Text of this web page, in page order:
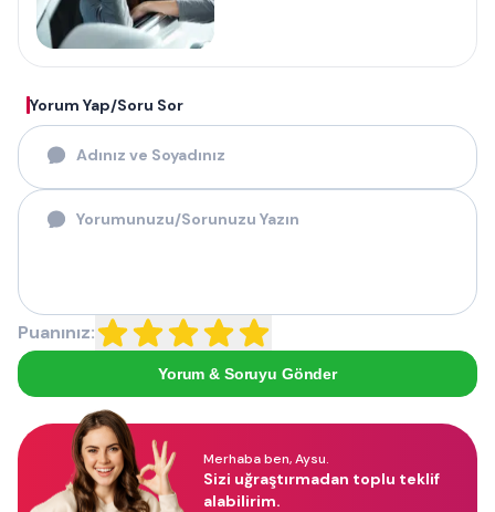
Yorum Yap/Soru Sor
Puanınız:
Yorum & Soruyu Gönder
Merhaba ben, Aysu.
Sizi uğraştırmadan toplu teklif
alabilirim.